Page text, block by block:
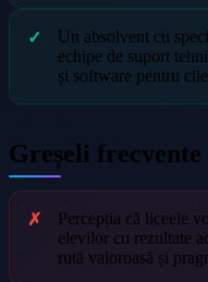
Un absolvent cu
echipe de suport
și software pentru
Greșeli frecvente
Percepția că liceele
elevilor cu rezultate
rută valoroasă și